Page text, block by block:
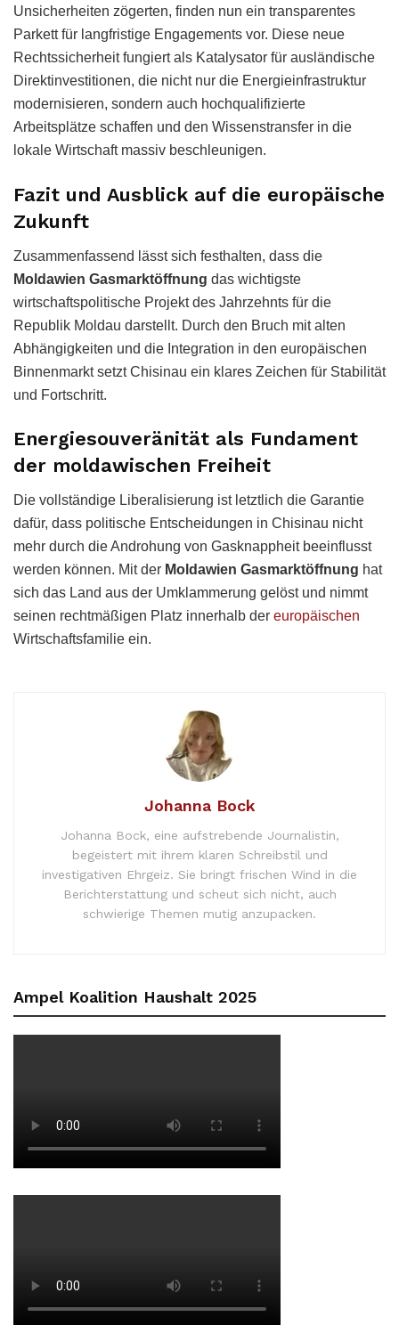
Unsicherheiten zögerten, finden nun ein transparentes
Parkett für langfristige Engagements vor. Diese neue
Rechtssicherheit fungiert als Katalysator für ausländische
Direktinvestitionen, die nicht nur die Energieinfrastruktur
modernisieren, sondern auch hochqualifizierte
Arbeitsplätze schaffen und den Wissenstransfer in die
lokale Wirtschaft massiv beschleunigen.
Fazit und Ausblick auf die europäische
Zukunft
Zusammenfassend lässt sich festhalten, dass die
Moldawien Gasmarktöffnung das wichtigste
wirtschaftspolitische Projekt des Jahrzehnts für die
Republik Moldau darstellt. Durch den Bruch mit alten
Abhängigkeiten und die Integration in den europäischen
Binnenmarkt setzt Chisinau ein klares Zeichen für Stabilität
und Fortschritt.
Energiesouveränität als Fundament
der moldawischen Freiheit
Die vollständige Liberalisierung ist letztlich die Garantie
dafür, dass politische Entscheidungen in Chisinau nicht
mehr durch die Androhung von Gasknappheit beeinflusst
werden können. Mit der Moldawien Gasmarktöffnung hat
sich das Land aus der Umklammerung gelöst und nimmt
seinen rechtmäßigen Platz innerhalb der europäischen
Wirtschaftsfamilie ein.
Johanna Bock
Johanna Bock, eine aufstrebende Journalistin,
begeistert mit ihrem klaren Schreibstil und
investigativen Ehrgeiz. Sie bringt frischen Wind in die
Berichterstattung und scheut sich nicht, auch
schwierige Themen mutig anzupacken.
Ampel Koalition Haushalt 2025